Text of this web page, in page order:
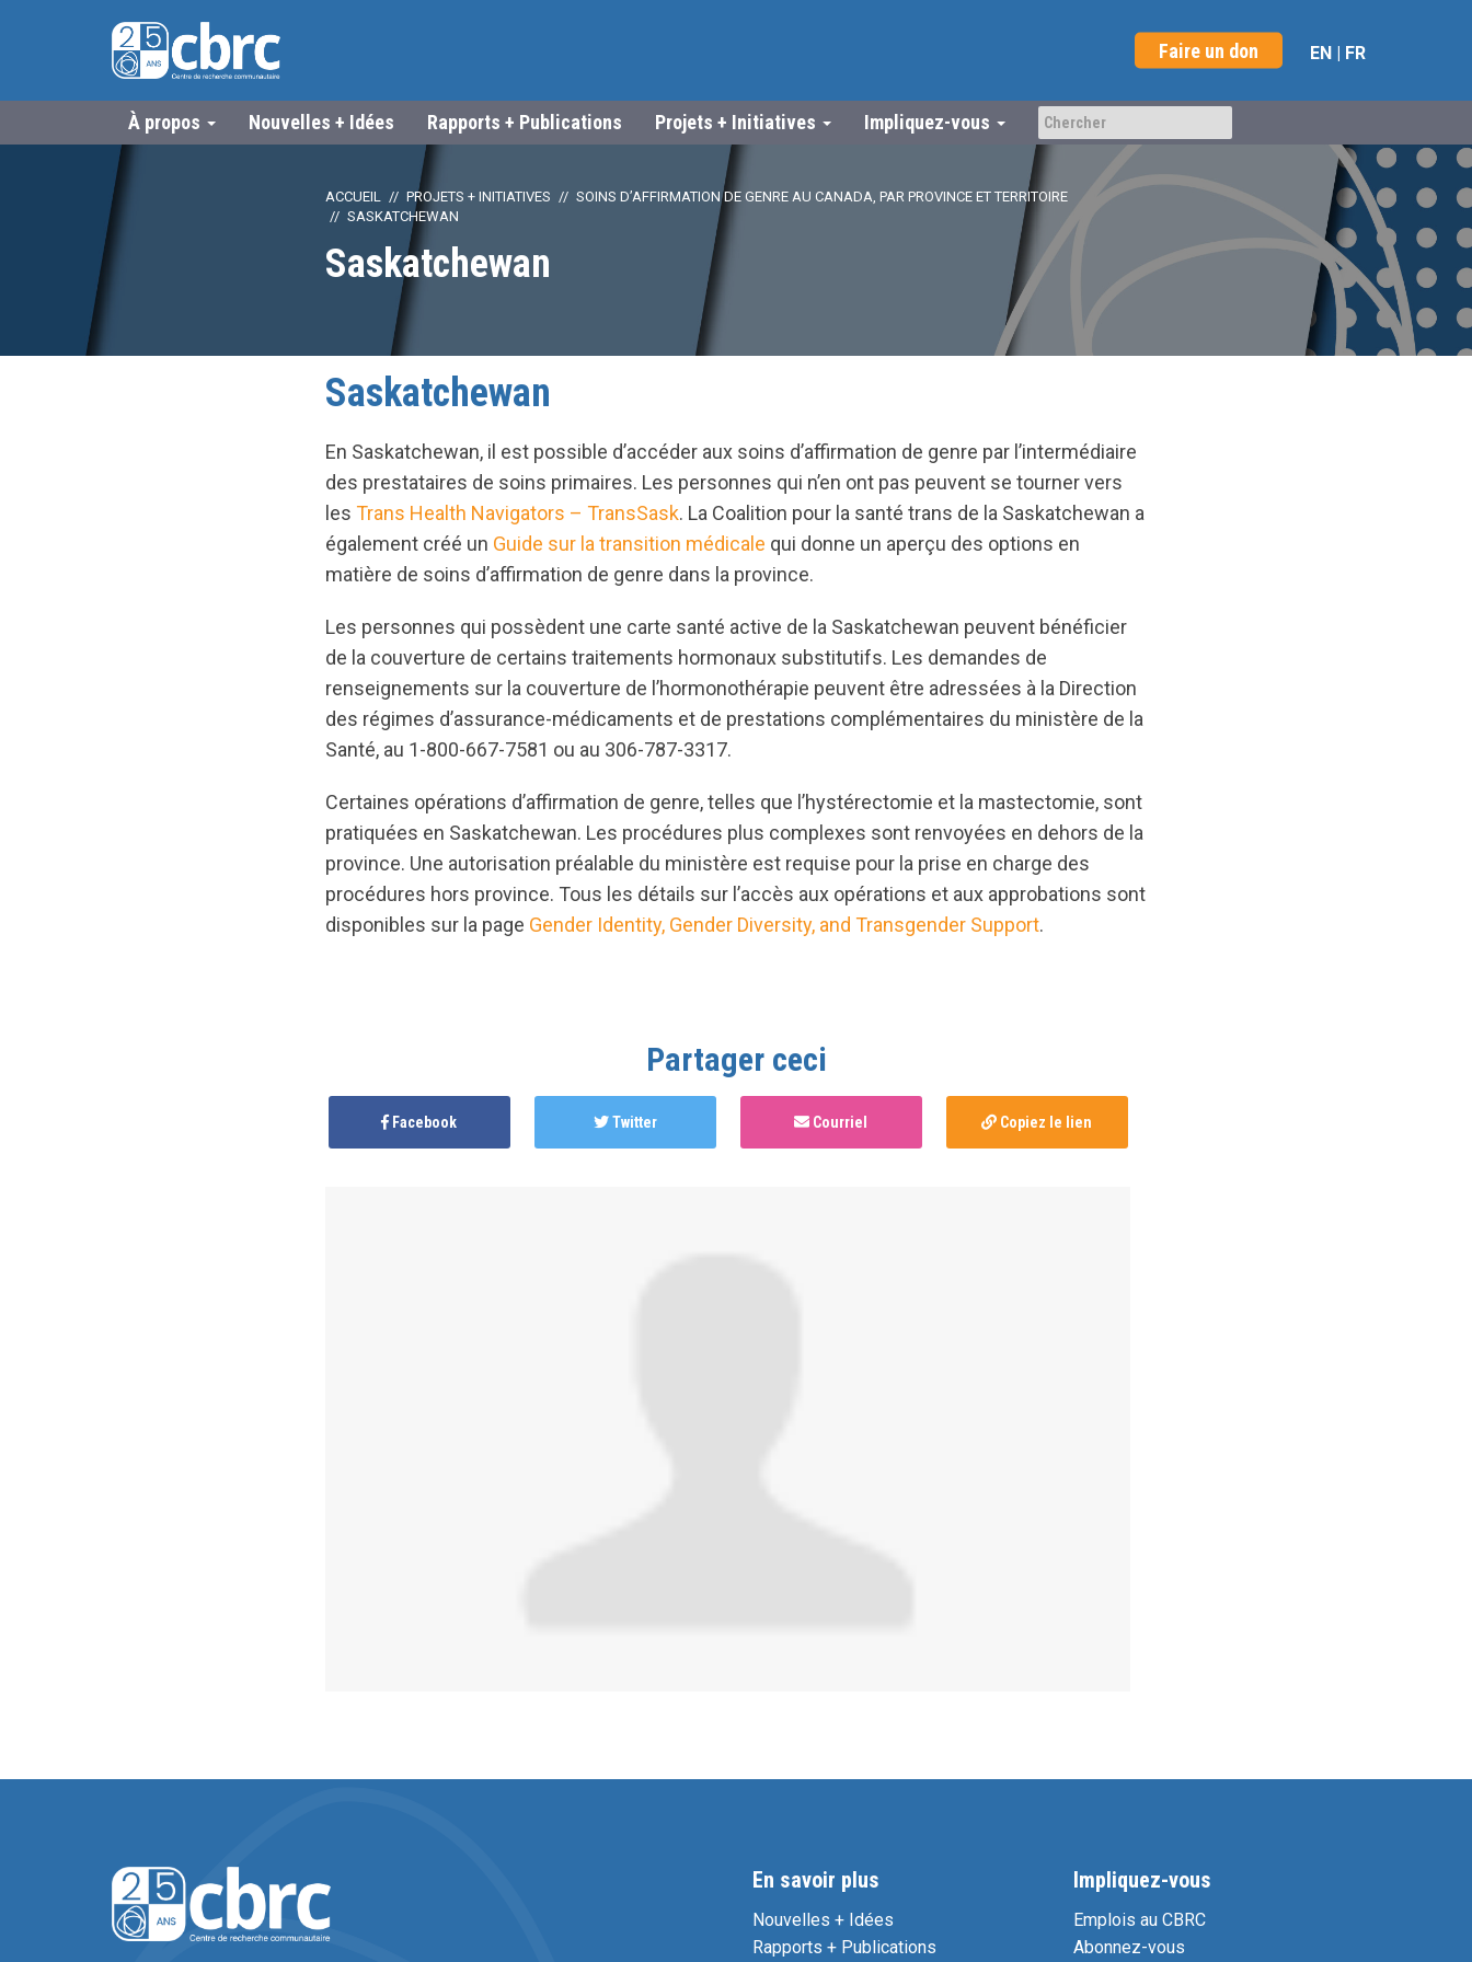
Faire un don EN | FR
À propos Nouvelles + Idées Rapports + Publications Projets + Initiatives Impliquez-vous
ACCUEIL PROJETS + INITIATIVES
SOINS D’AFFIRMATION DE GENRE AU CANADA, PAR PROVINCE ET TERRITOIRE
SASKATCHEWAN
Saskatchewan
Saskatchewan
En Saskatchewan, il est possible d’accéder aux soins d’affirmation de genre par l’intermédiaire
des prestataires de soins primaires. Les personnes qui n’en ont pas peuvent se tourner vers
les Trans Health Navigators – TransSask. La Coalition pour la santé trans de la Saskatchewan a
également créé un Guide sur la transition médicale qui donne un aperçu des options en
matière de soins d’affirmation de genre dans la province.
Les personnes qui possèdent une carte santé active de la Saskatchewan peuvent bénéficier
de la couverture de certains traitements hormonaux substitutifs. Les demandes de
renseignements sur la couverture de l’hormonothérapie peuvent être adressées à la Direction
des régimes d’assurance-médicaments et de prestations complémentaires du ministère de la
Santé, au 1-800-667-7581 ou au 306-787-3317.
Certaines opérations d’affirmation de genre, telles que l’hystérectomie et la mastectomie, sont
pratiquées en Saskatchewan. Les procédures plus complexes sont renvoyées en dehors de la
province. Une autorisation préalable du ministère est requise pour la prise en charge des
procédures hors province. Tous les détails sur l’accès aux opérations et aux approbations sont
disponibles sur la page Gender Identity, Gender Diversity, and Transgender Support.
Partager ceci
Facebook Twitter Courriel Copiez le lien
En savoir plus
Nouvelles + Idées
Rapports + Publications
Impliquez-vous
Emplois au CBRC
Abonnez-vous